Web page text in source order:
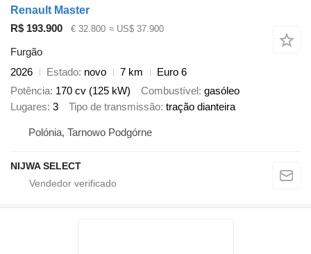
Renault Master
R$ 193.900
€ 32.800 ≈ US$ 37.900
Furgão
2026
Estado novo 7 km
Euro 6
Potência 170 cv (125 kW) Combustível gasóleo
Lugares 3 Tipo de transmissão tração dianteira
Polónia, Tarnowo Podgórne
NIJWA SELECT